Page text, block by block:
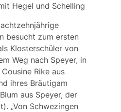
Hegel und Schelling
besucht zum ersten
Klosterschüler von
Weg nach Speyer, in
Rike aus
ihres Bräutigam
aus Speyer, der
„Von Schwezingen